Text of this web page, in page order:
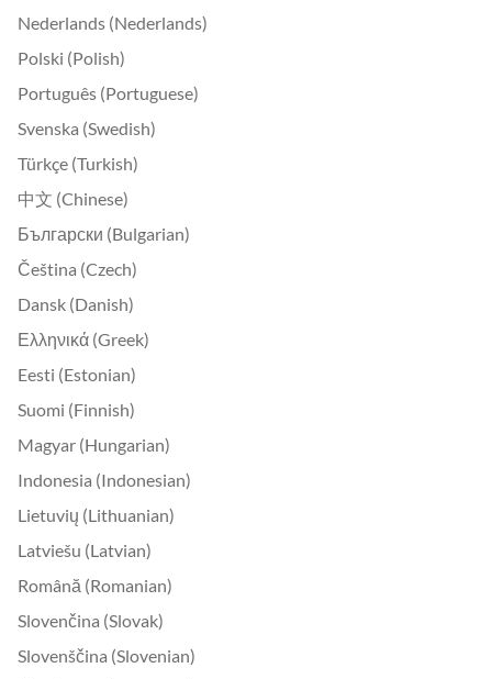
Nederlands (Nederlands)
Polski (Polish)
Português (Portuguese)
Svenska (Swedish)
Türkçe (Turkish)
中文 (Chinese)
Български (Bulgarian)
Čeština (Czech)
Dansk (Danish)
Ελληνικά (Greek)
Eesti (Estonian)
Suomi (Finnish)
Magyar (Hungarian)
Indonesia (Indonesian)
Lietuvių (Lithuanian)
Latviešu (Latvian)
Română (Romanian)
Slovenčina (Slovak)
Slovenščina (Slovenian)